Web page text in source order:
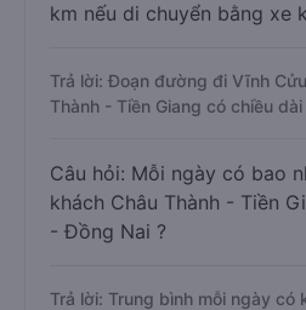
km nếu di chuyển bằng xe
Trả lời: Đoạn đường đi Vĩnh
Thành - Tiền Giang có chiều
Câu hỏi: Mỗi ngày có bao
khách Châu Thành - Tiền
- Đồng Nai ?
Trả lời: Trung bình mỗi ngày có